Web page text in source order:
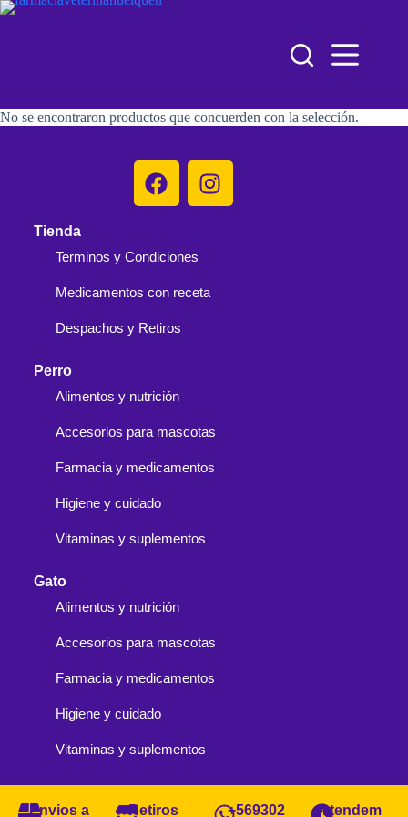
No se encontraron productos que concuerden con la selección.
Tienda
Terminos y Condiciones
Medicamentos con receta
Despachos y Retiros
Perro
Alimentos y nutrición
Accesorios para mascotas
Farmacia y medicamentos
Higiene y cuidado
Vitaminas y suplementos
Gato
Alimentos y nutrición
Accesorios para mascotas
Farmacia y medicamentos
Higiene y cuidado
Vitaminas y suplementos
Envios a Retiros +569302 Atendem